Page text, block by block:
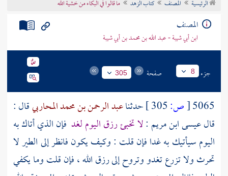
تراجم الأعلام
الرئيسية المصنف كتاب الزهد ما قالوا في البكاء من خشية الله
المصنف
ابن أبي شيبة - عبد الله بن محمد بن أبي شيبة
جزء 8 صفحة 305
5065
[ص: حدثناعبد الرحمن بن محمد المحاربيقال :
قالعيسى ابن مريم :لا تخبئ رزق اليوم لغد فإن الذي أتاك به
اليوم سيأتيك به غدا فإن قلت : وكيف يكون فانظر إلى الطير لا
تحرث ولا تزرع تغدو وتروح إلى رزق الله ، فإن قلت وما يكفي